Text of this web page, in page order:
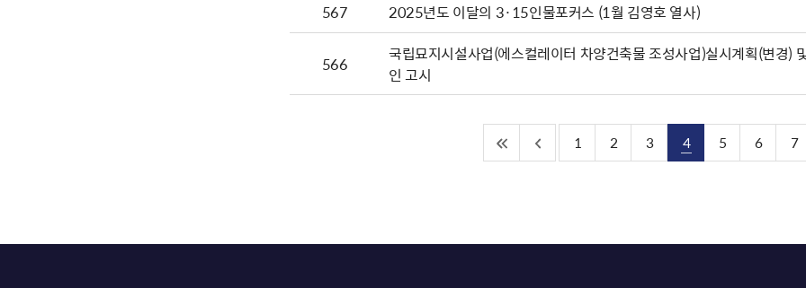
567
2025년도 이달의 3·15인물포커스 (1월 김영호 열사)
566
국립묘지시설사업(에스컬레이터 차양건축물 조성사업)실시계획(변경)
인 고시
1 2 3 4 5 6 7